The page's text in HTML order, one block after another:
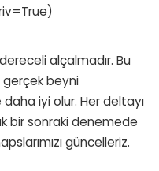
alçalmadır. Bu
gerçek beyni
iyi olur. Her deltayı
bir sonraki denemede
güncelleriz.